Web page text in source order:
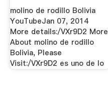
molino de rodillo Bolivia
YouTubeJan 07, 2014
More details:/VXr9D2 More
About molino de rodillo
Bolivia, Please
Visit:/VXr9D2 es uno de lo